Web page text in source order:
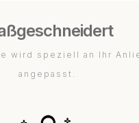
wird speziell an Ihr
angepasst.